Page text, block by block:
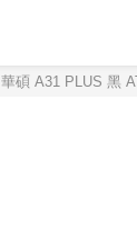
華碩 A31 PLUS 黑